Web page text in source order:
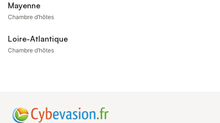
Mayenne
Chambre d’hôtes
Loire-Atlantique
Chambre d’hôtes